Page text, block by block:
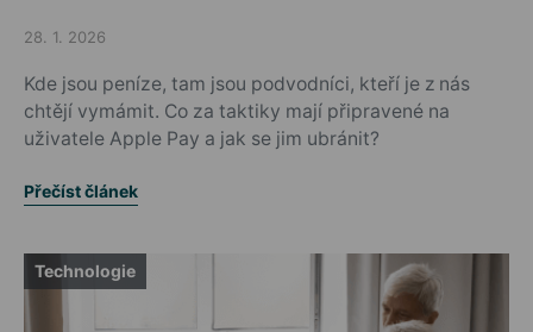
Posted on
28. 1. 2026
Kde jsou peníze, tam jsou podvodníci, kteří je z nás
chtějí vymámit. Co za taktiky mají připravené na
uživatele Apple Pay a jak se jim ubránit?
Přečíst článek
Technologie